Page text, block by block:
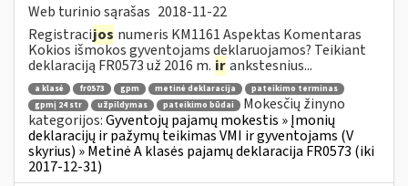
Web turinio sąrašas 2018-11-22
Registracijos numeris KM1161 Aspektas Komentaras
Kokios išmokos gyventojams deklaruojamos? Teikiant
deklaraciją FR0573 už 2016 m. irankstesnius...
a klasė fr0573 gpm metinė deklaracija
pateikimo terminas
gpmį 24 str
užpildymas pateikimo būdai
Mokesčių žinyno
kategorijos:Gyventojų pajamų mokestis » Įmonių
deklaracijų ir pažymų teikimas VMI ir gyventojams (V
skyrius) » Metinė A klasės pajamų deklaracija FR0573 (iki
2017-12-31)